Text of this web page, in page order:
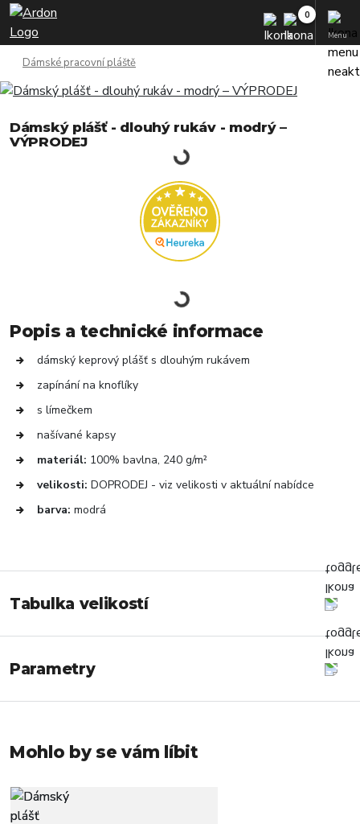
Menu
Dámské pracovní pláště
Dámský plášť - dlouhý rukáv - modrý –
VÝPRODEJ
Popis a technické informace
dámský keprový plášť s dlouhým rukávem
zapínání na knoflíky
s límečkem
našívané kapsy
materiál: 100% bavlna, 240 g/m²
velikosti: DOPRODEJ - viz velikosti v aktuální nabídce
barva: modrá
Tabulka velikostí
Parametry
Mohlo by se vám líbit